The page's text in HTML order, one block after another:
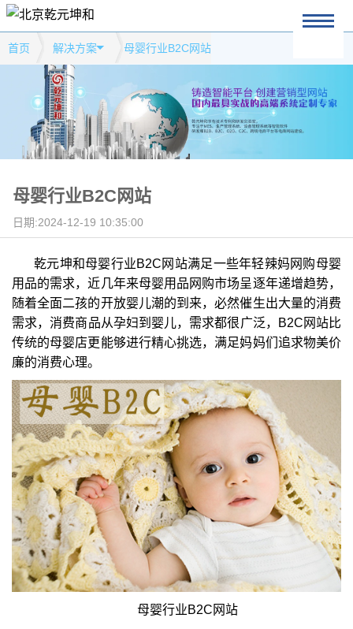
首页 解决方案 母婴行业B2C网站
母婴行业B2C网站
日期:2024-12-19 10:35:00
乾元坤和母婴行业B2C网站满足一些年轻辣妈网购母婴
用品的需求，近几年来母婴用品网购市场呈逐年递增趋势，
随着全面二孩的开放婴儿潮的到来，必然催生出大量的消费
需求，消费商品从孕妇到婴儿，需求都很广泛，B2C网站比
传统的母婴店更能够进行精心挑选，满足妈妈们追求物美价
廉的消费心理。
母婴行业B2C网站